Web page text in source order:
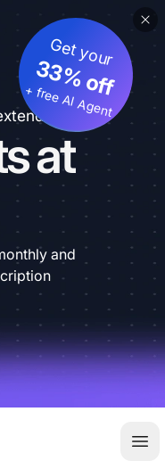
at
Get your
33% off
+ free AI Agent
and